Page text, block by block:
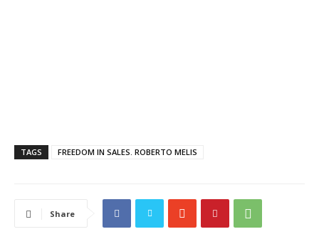
TAGS FREEDOM IN SALES. ROBERTO MELIS
Share